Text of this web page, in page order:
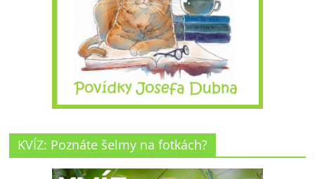
KVÍZ: Poznáte šelmy na fotkách?